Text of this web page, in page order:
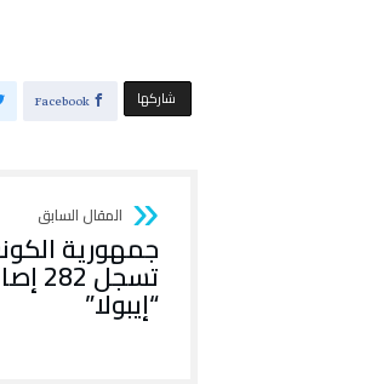
‫‫ شاركها‬ Facebook
جمهورية
“إيبولا”